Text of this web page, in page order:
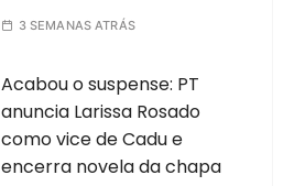
3 SEMANAS ATRÁS
Acabou o suspense: PT
anuncia Larissa Rosado
como vice de Cadu e
encerra novela da chapa